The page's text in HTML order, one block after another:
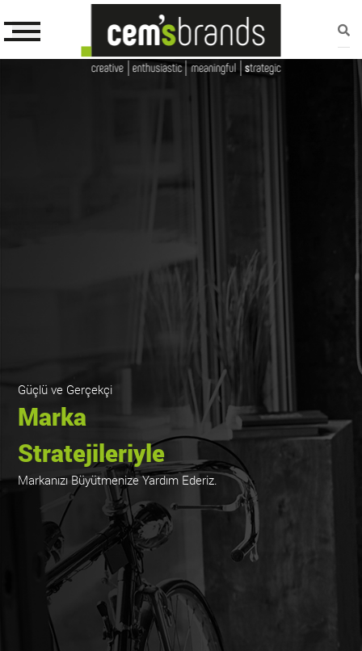
Güçlü ve Gerçekçi
Marka
Stratejileriyle
Markanızı Büyütmenize Yardım Ederiz.